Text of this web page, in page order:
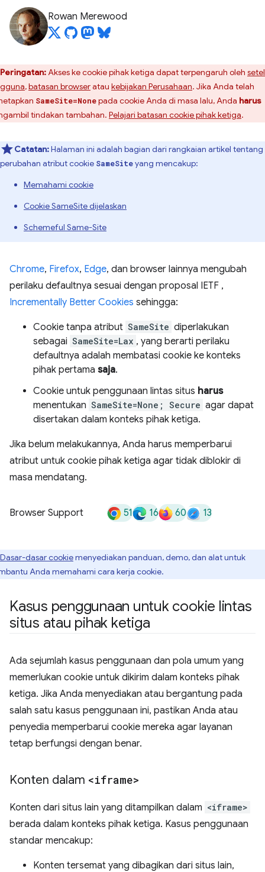
Rowan Merewood
Peringatan:Akses ke cookie pihak ketiga dapat terpengaruh oleh
,batasan browseratau kebijakan Perusahaan. Jika Anda telah
SameSite=Nonepada cookie Anda di masa lalu, Anda harus
tindakan tambahan. Pelajari batasan cookie pihak ketiga.
Catatan:Halaman ini adalah bagian dari rangkaian artikel tentang
perubahan atribut cookie SameSiteyang mencakup:
Memahami cookie
Cookie SameSite dijelaskan
Schemeful Same-Site
Chrome, Firefox, Edge, dan browser lainnya mengubah
perilaku defaultnya sesuai dengan proposal IETF ,
Incrementally Better Cookies sehingga:
Cookie tanpa atribut SameSite diperlakukan
sebagai SameSite=Lax , yang berarti perilaku
defaultnya adalah membatasi cookie ke konteks
pihak pertama saja.
Cookie untuk penggunaan lintas situs harus
menentukan SameSite=None; Secure agar dapat
disertakan dalam konteks pihak ketiga.
Jika belum melakukannya, Anda harus memperbarui
atribut untuk cookie pihak ketiga agar tidak diblokir di
masa mendatang.
Browser Support 51 16 60 13
Dasar-dasar cookiemenyediakan panduan, demo, dan alat untuk
Anda memahami cara kerja cookie.
Kasus penggunaan untuk cookie lintas
situs atau pihak ketiga
Ada sejumlah kasus penggunaan dan pola umum yang
memerlukan cookie untuk dikirim dalam konteks pihak
ketiga. Jika Anda menyediakan atau bergantung pada
salah satu kasus penggunaan ini, pastikan Anda atau
penyedia memperbarui cookie mereka agar layanan
tetap berfungsi dengan benar.
Konten dalam <iframe>
Konten dari situs lain yang ditampilkan dalam <iframe>
berada dalam konteks pihak ketiga. Kasus penggunaan
standar mencakup:
Konten tersemat yang dibagikan dari situs lain,